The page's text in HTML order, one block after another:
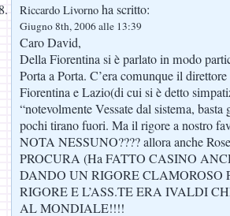
Riccardo Livorno ha scritto:
Giugno 8th, 2006 alle 13:39
Caro David,
Della Fiorentina si è parlato in modo
Porta a Porta. C’era comunque il
Fiorentina e Lazio(di cui si è detto
“notevolmente Vessate dal sistema,
pochi tirano fuori. Ma il rigore a nostro
NOTA NESSUNO???? allora anche
PROCURA (Ha FATTO CASINO
DANDO UN RIGORE CLAMOROSO
RIGORE E L’ASS.TE ERA IVALDI
AL MONDIALE!!!!